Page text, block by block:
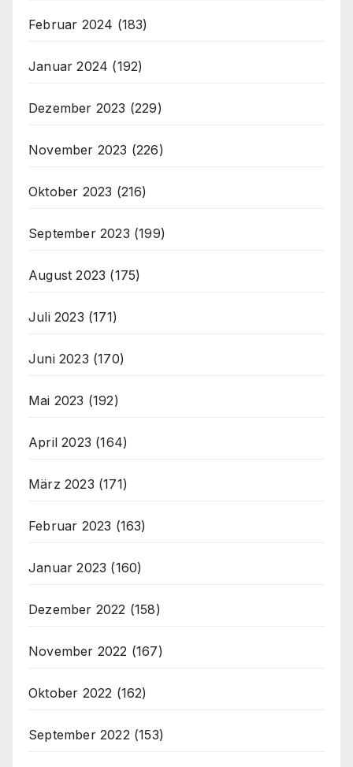
Februar 2024 (183)
Januar 2024 (192)
Dezember 2023 (229)
November 2023 (226)
Oktober 2023 (216)
September 2023 (199)
August 2023 (175)
Juli 2023 (171)
Juni 2023 (170)
Mai 2023 (192)
April 2023 (164)
März 2023 (171)
Februar 2023 (163)
Januar 2023 (160)
Dezember 2022 (158)
November 2022 (167)
Oktober 2022 (162)
September 2022 (153)